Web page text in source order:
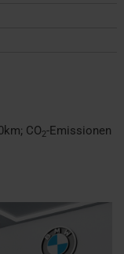
; CO2-Emissionen